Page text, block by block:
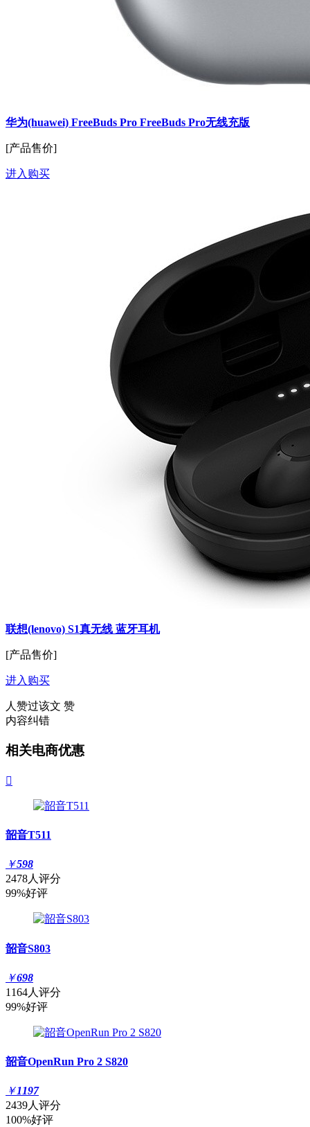
华为(huawei) FreeBuds Pro FreeBuds Pro无线充版
[产品售价]
进入购买
联想(lenovo) S1真无线 蓝牙耳机
[产品售价]
进入购买
人赞过该文 赞
内容纠错
相关电商优惠

韶音T511
￥598
2478人评分
99%好评
韶音S803
￥698
1164人评分
99%好评
韶音OpenRun Pro 2 S820
￥1197
2439人评分
100%好评